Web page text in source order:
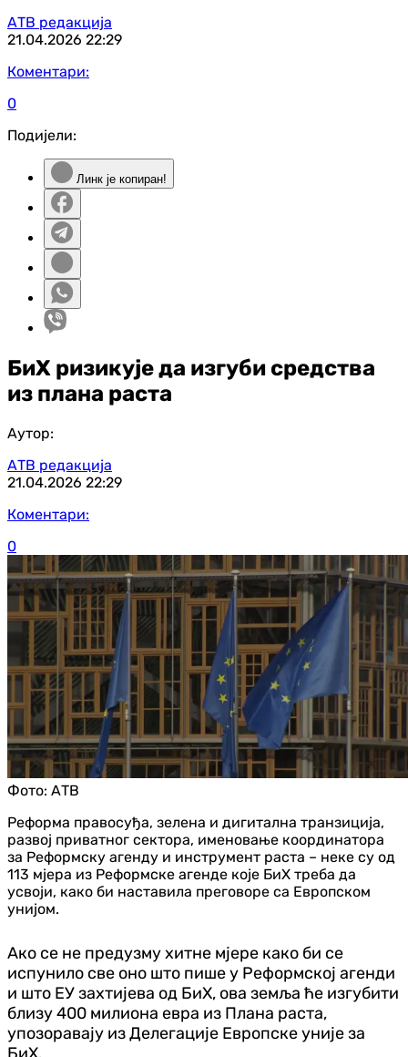
АТВ редакција
21.04.2026 22:29
Коментари:
0
Подијели:
Линк је копиран!
БиХ ризикује да изгуби средства
из плана раста
Аутор:
АТВ редакција
21.04.2026 22:29
Коментари:
0
Фото: АТВ
Реформа правосуђа, зелена и дигитална транзиција,
развој приватног сектора, именовање координатора
за Реформску агенду и инструмент раста – неке су од
113 мјера из Реформске агенде које БиХ треба да
усвоји, како би наставила преговоре са Европском
унијом.
Ако се не предузму хитне мјере како би се
испунило све оно што пише у Реформској агенди
и што ЕУ захтијева од БиХ, ова земља ће изгубити
близу 400 милиона евра из Плана раста,
упозоравају из Делегације Европске уније за